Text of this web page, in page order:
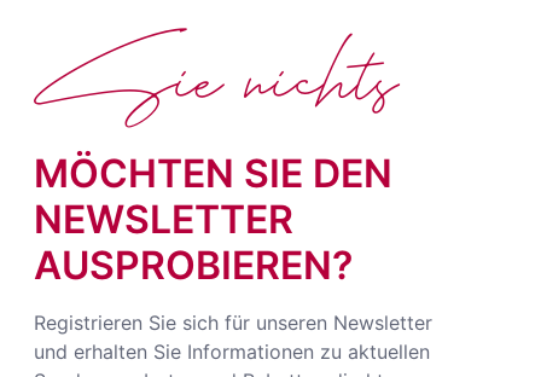
MÖCHTEN SIE DEN
NEWSLETTER
AUSPROBIEREN?
Registrieren Sie sich für unseren Newsletter
und erhalten Sie Informationen zu aktuellen
Sie nichts